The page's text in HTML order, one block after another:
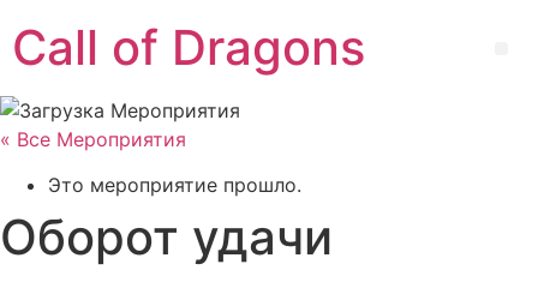
содержимому
Call of Dragons
« Все Мероприятия
Это мероприятие прошло.
Оборот удачи